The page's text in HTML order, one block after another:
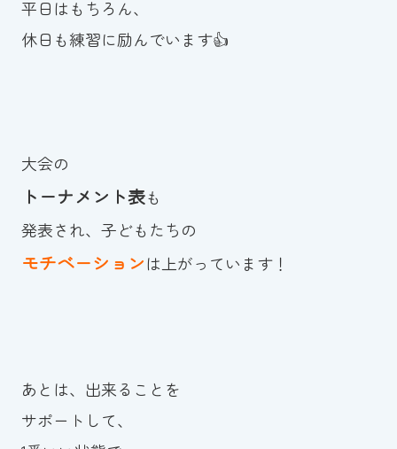
平日はもちろん、
休日も練習に励んでいます👍
大会の
トーナメント表も
発表され、子どもたちの
モチベーションは上がっています！
あとは、出来ることを
サポートして、